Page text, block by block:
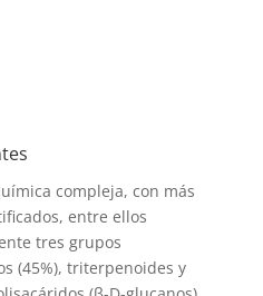
compleja, con más
entre ellos
tres grupos
(45%), triterpenoides y